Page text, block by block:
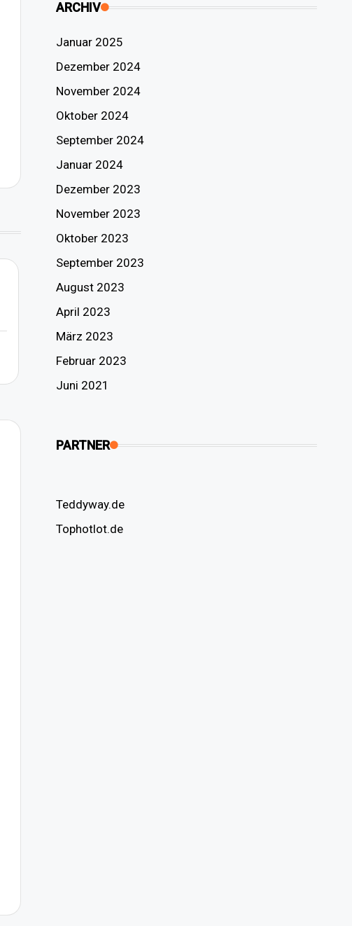
ARCHIV
Januar 2025
Dezember 2024
November 2024
Oktober 2024
September 2024
Januar 2024
Dezember 2023
November 2023
Oktober 2023
September 2023
August 2023
April 2023
März 2023
Februar 2023
Juni 2021
PARTNER
Teddyway.de
Tophotlot.de